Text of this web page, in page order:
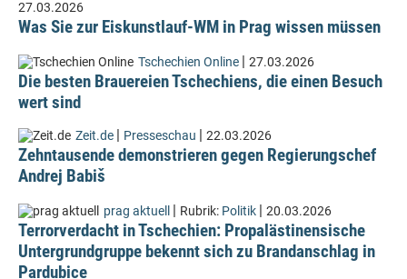
27.03.2026
Was Sie zur Eiskunstlauf-WM in Prag wissen müssen
Tschechien Online | 27.03.2026
Die besten Brauereien Tschechiens, die einen Besuch
wert sind
Zeit.de | Presseschau | 22.03.2026
Zehntausende demonstrieren gegen Regierungschef
Andrej Babiš
prag aktuell | Rubrik: Politik | 20.03.2026
Terrorverdacht in Tschechien: Propalästinensische
Untergrundgruppe bekennt sich zu Brandanschlag in
Pardubice